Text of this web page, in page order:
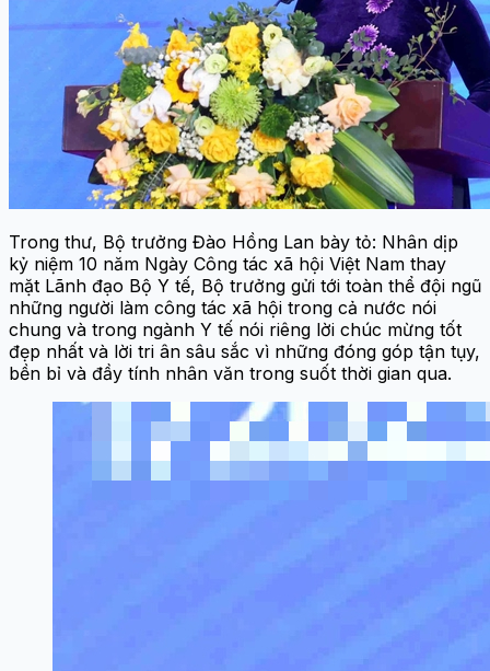
Trong thư, Bộ trưởng Đào Hồng Lan bày tỏ: Nhân dịp
kỷ niệm 10 năm Ngày Công tác xã hội Việt Nam thay
mặt Lãnh đạo Bộ Y tế, Bộ trưởng gửi tới toàn thể đội ngũ
những người làm công tác xã hội trong cả nước nói
chung và trong ngành Y tế nói riêng lời chúc mừng tốt
đẹp nhất và lời tri ân sâu sắc vì những đóng góp tận tụy,
bền bỉ và đầy tính nhân văn trong suốt thời gian qua.